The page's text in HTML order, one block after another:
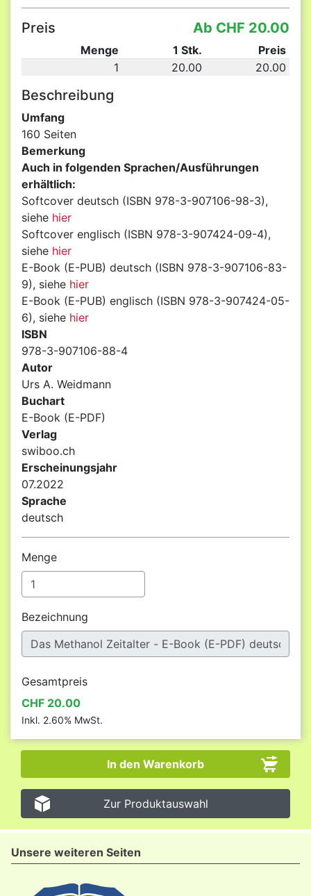
Preis Ab CHF 20.00
Menge 1 Stk.
Preis
1
20.00 20.00
Beschreibung
Umfang
160 Seiten
Bemerkung
Auch in folgenden Sprachen/Ausführungen
erhältlich:
Softcover deutsch (ISBN 978-3-907106-98-3),
siehe hier
Softcover englisch (ISBN 978-3-907424-09-4),
siehe hier
E-Book (E-PUB) deutsch (ISBN 978-3-907106-83-
9), siehe hier
E-Book (E-PUB) englisch (ISBN 978-3-907424-05-
6), siehe hier
ISBN
978-3-907106-88-4
Autor
Urs A. Weidmann
Buchart
E-Book (E-PDF)
Verlag
swiboo.ch
Erscheinungsjahr
07.2022
Sprache
deutsch
Menge
Bezeichnung
Gesamtpreis
CHF 20.00
Inkl. 2.60% MwSt.
Zur Produktauswahl
Unsere weiteren Seiten